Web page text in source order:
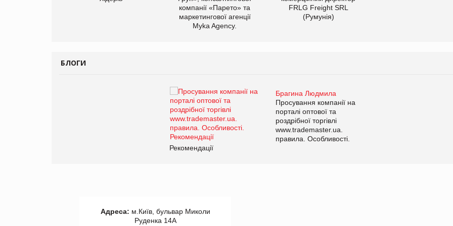
компанії «Парето» та
маркетингової агенції
Myka Agency.
FRLG Freight SRL
(Румунія)
БЛОГИ
Брагина Людмила
Просування компанії на
порталі оптової та
роздрібної торгівлі
www.trademaster.ua.
правила. Особливості.
Рекомендації
Адреса: м.Київ, бульвар Миколи
Руденка 14А